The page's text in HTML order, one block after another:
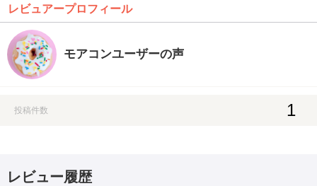
レビュアープロフィール
モアコンユーザーの声
投稿件数 1
レビュー履歴